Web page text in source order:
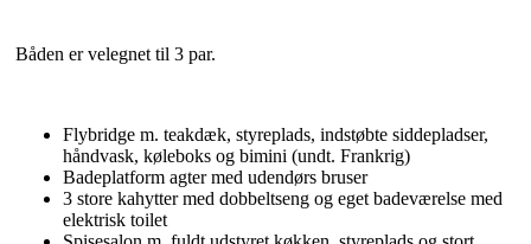
Båden er velegnet til 3 par.
Flybridge m. teakdæk, styreplads, indstøbte siddepladser,
håndvask, køleboks og bimini (undt. Frankrig)
Badeplatform agter med udendørs bruser
3 store kahytter med dobbeltseng og eget badeværelse med
elektrisk toilet